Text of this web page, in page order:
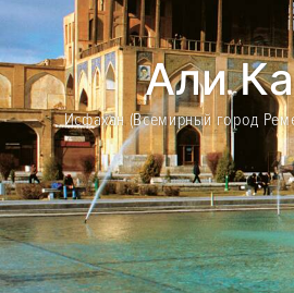
Али
Исфахан (Всемирный город